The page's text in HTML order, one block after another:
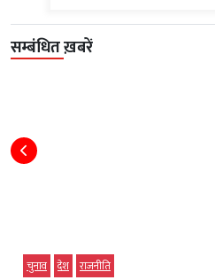
सम्बंधित ख़बरें
चुनाव देश